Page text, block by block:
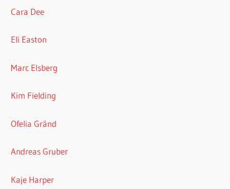
Cara Dee
Eli Easton
Marc Elsberg
Kim Fielding
Ofelia Gränd
Andreas Gruber
Kaje Harper